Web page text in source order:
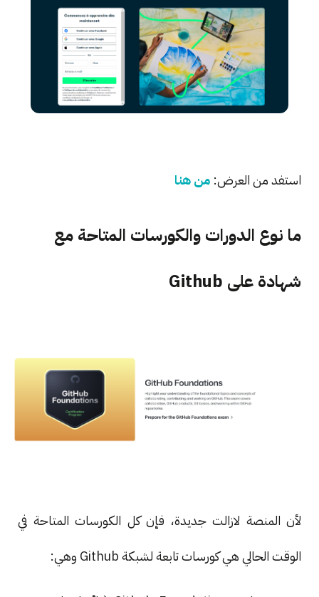
استفد من العرض: من هنا
ما نوع الدورات والكورسات المتاحة مع
شهادة على Github
لأن المنصة لازالت جديدة، فإن كل الكورسات المتاحة في
الوقت الحالي هي كورسات تابعة لشبكة Github وهي: